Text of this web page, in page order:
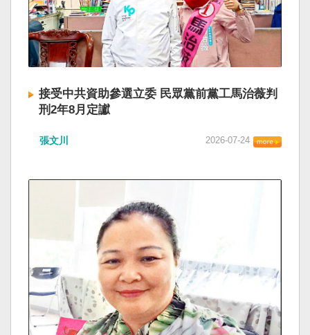
接受中共資助參選立委 民眾黨前黨工馬治薇判
刑2年8月定讞
張文川 2026-07-24